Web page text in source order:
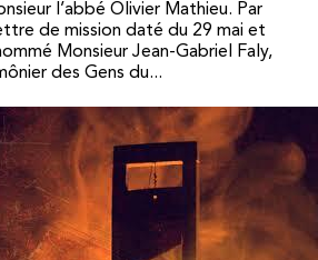
l’abbé Olivier Mathieu. Par
de mission daté du 29 mai et
Monsieur Jean-Gabriel Faly,
des Gens du...